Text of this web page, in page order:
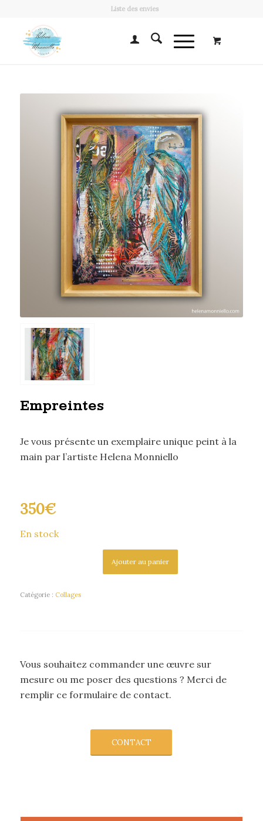
Liste des envies
Empreintes
Je vous présente un exemplaire unique peint à la
main par l’artiste Helena Monniello
350€
En stock
Ajouter au panier
Catégorie : Collages
Vous souhaitez commander une œuvre sur
mesure ou me poser des questions ? Merci de
remplir ce formulaire de contact.
CONTACT